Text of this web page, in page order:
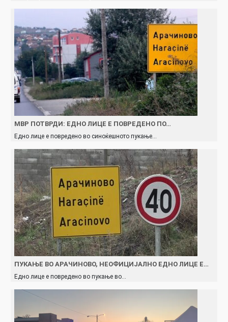
МВР ПОТВРДИ: ЕДНО ЛИЦЕ Е ПОВРЕДЕНО ПО…
Едно лице е повредено во синоќешното пукање…
ПУКАЊЕ ВО АРАЧИНОВО, НЕОФИЦИЈАЛНО ЕДНО ЛИЦЕ Е…
Едно лице е повредено во пукање во…